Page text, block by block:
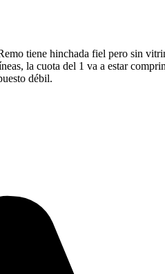
tiene hinchada fiel pero sin
la cuota del 1 va a estar
débil.